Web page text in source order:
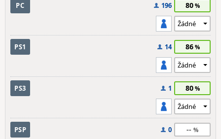
PC 196 80
PS1 14 86
PS3 1 80
PSP 0 --